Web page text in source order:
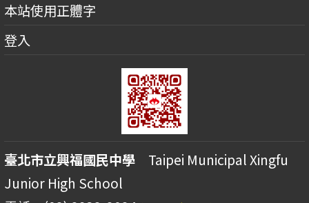
本站使用正體字
登入
臺北市立興福國民中學 Taipei Municipal Xingfu
Junior High School